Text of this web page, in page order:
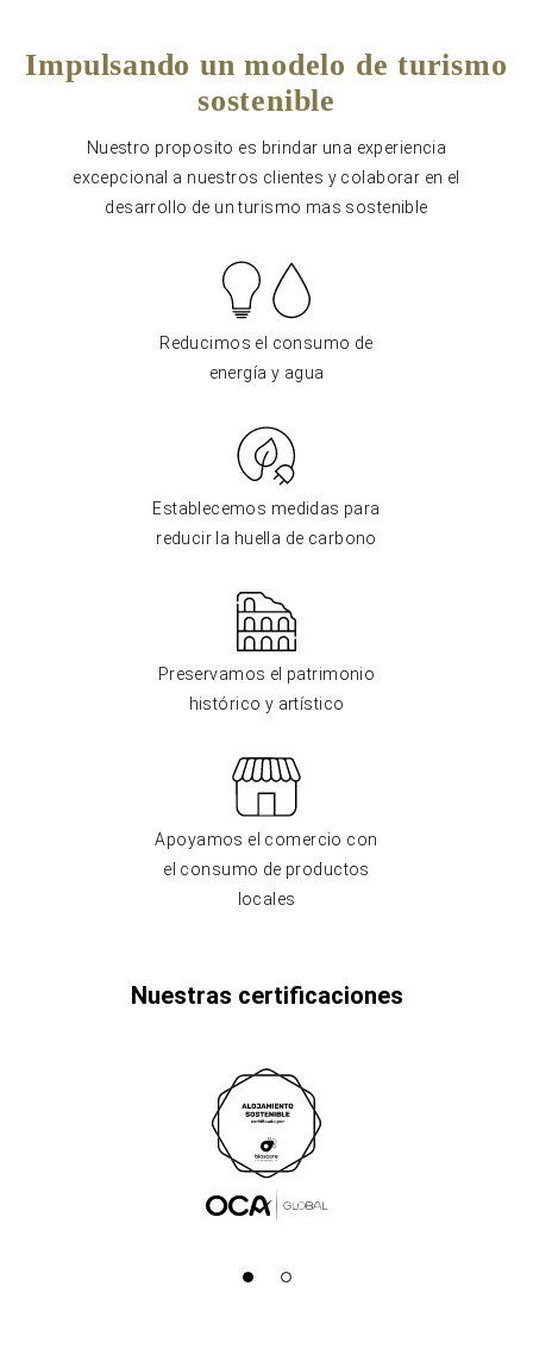
Impulsando un modelo de turismo
sostenible
Nuestro proposito es brindar una experiencia
excepcional a nuestros clientes y colaborar en el
desarrollo de un turismo mas sostenible
Reducimos el consumo de
energía y agua
Establecemos medidas para
reducir la huella de carbono
Preservamos el patrimonio
histórico y artístico
Apoyamos el comercio con
el consumo de productos
locales
Nuestras certificaciones